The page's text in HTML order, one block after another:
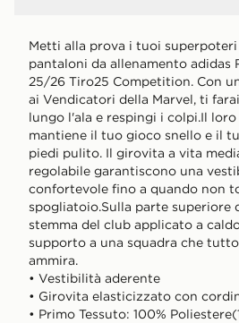
Metti alla prova i tuoi
pantaloni da allenamento adidas
25/26 Tiro25 Competition. Con
ai Vendicatori della Marvel, ti
lungo l'ala e respingi i colpi.Il
mantiene il tuo gioco snello e il
piedi pulito. Il girovita a vita
regolabile garantiscono una
confortevole fino a quando non
spogliatoio.Sulla parte superiore
stemma del club applicato a
supporto a una squadra che
ammira.
• Vestibilità aderente
• Girovita elasticizzato con
• Primo Tessuto: 100%